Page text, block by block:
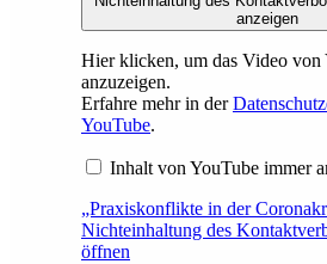
anzeigen
Hier klicken, um das Video von
anzuzeigen.
Erfahre mehr in der
YouTube.
Inhalt von YouTube immer
„Praxiskonflikte in der
Nichteinhaltung des
öffnen